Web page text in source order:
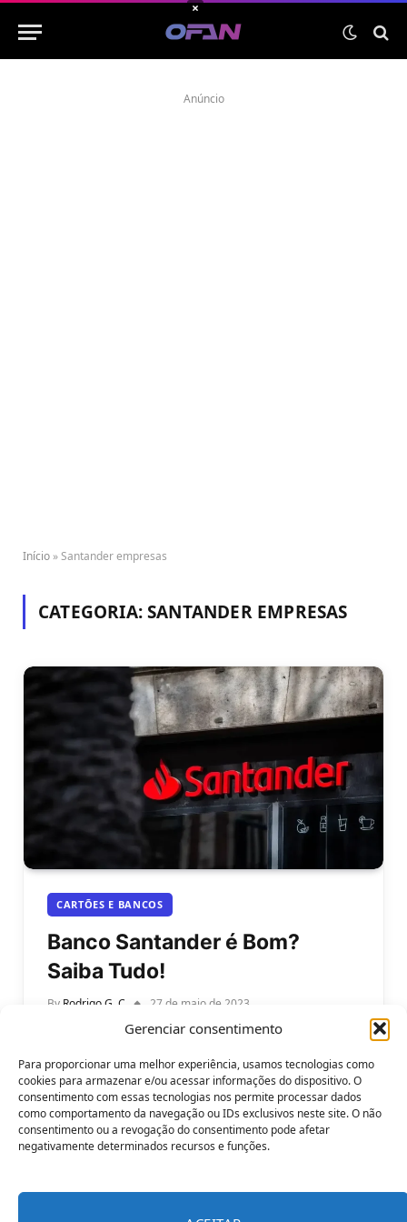
Gerenciar consentimento
Para proporcionar uma melhor experiência, usamos tecnologias como
cookies para armazenar e/ou acessar informações do dispositivo. O
consentimento com essas tecnologias nos permite processar dados
como comportamento da navegação ou IDs exclusivos neste site. O não
consentimento ou a revogação do consentimento pode afetar
negativamente determinados recursos e funções.
Anúncio
Início »Santander empresas
CATEGORIA:SANTANDER EMPRESAS
CARTÕES E BANCOS
Banco Santander é Bom?
Saiba Tudo!
By Rodrigo G. C 27 de maio de 2023
Banco Santander é Bom: Saiba tudo! Com uma
sólida reputação e presença global, o Banco
Santander é uma instituição financeira…
×